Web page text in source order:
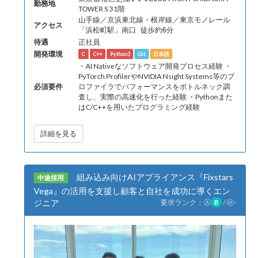
勤務地
TOWER S 31階
アクセス
山手線／京浜東北線・根岸線／東京モノレール
「浜松町駅」南口 徒歩約6分
待遇
正社員
開発環境
C C++ Python3 Git 日本語
必須要件
・AI Nativeなソフトウェア開発プロセス経験 ・
PyTorch ProfilerやNVIDIA Nsight Systems等のプ
ロファイラでパフォーマンスをボトルネック調
査し、実際の高速化を行った経験 ・Pythonまた
はC/C++を用いたプログラミング経験
詳細を見る
中途採用
組み込み向けAIアプライアンス『Fixstars
Vega』の活用を支援し顧客と自社を成功に導くエン
ジニア
要求ランク： Ⓐ B /Ⓗ-